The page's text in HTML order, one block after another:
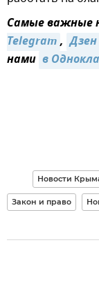
Самые важные
Telegram, Дзен
нами в
Новости
Закон и право